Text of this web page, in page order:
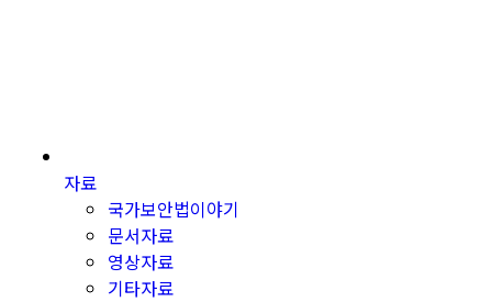
자료
국가보안법이야기
문서자료
영상자료
기타자료